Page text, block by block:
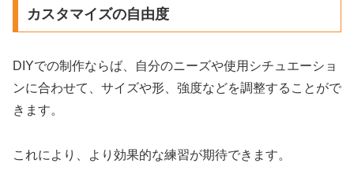
カスタマイズの自由度
DIYでの制作ならば、自分のニーズや使用シチュエーショ
ンに合わせて、サイズや形、強度などを調整することがで
きます。
これにより、より効果的な練習が期待できます。